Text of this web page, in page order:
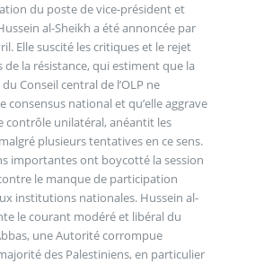
du poste de vice-président et
al-Sheikh a été annoncée par
Elle suscité les critiques et le rejet
de la résistance, qui estiment que la
Conseil central de l’OLP ne
consensus national et qu’elle aggrave
contrôle unilatéral, anéantit les
plusieurs tentatives en ce sens.
importantes ont boycotté la session
le manque de participation
institutions nationales. Hussein al-
le courant modéré et libéral du
une Autorité corrompue
des Palestiniens, en particulier